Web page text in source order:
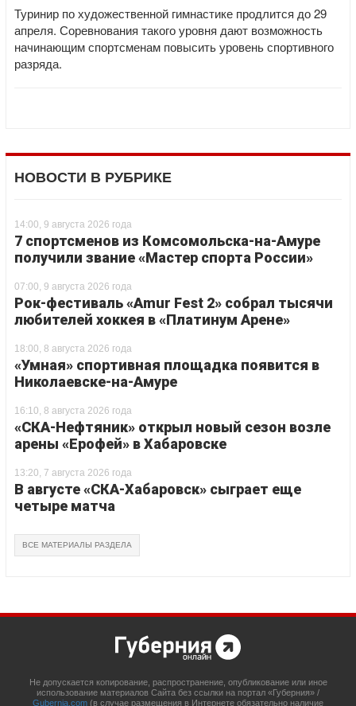
Туринир по художественной гимнастике продлится до 29
апреля. Соревнования такого уровня дают возможность
начинающим спортсменам повысить уровень спортивного
разряда.
НОВОСТИ В РУБРИКЕ
14:00, 9 августа 2026 года
7 спортсменов из Комсомольска-на-Амуре
получили звание «Мастер спорта России»
07:00, 9 августа 2026 года
Рок-фестиваль «Amur Fest 2» собрал тысячи
любителей хоккея в «Платинум Арене»
18:00, 8 августа 2026 года
«Умная» спортивная площадка появится в
Николаевске-на-Амуре
16:10, 8 августа 2026 года
«СКА-Нефтяник» открыл новый сезон возле
арены «Ерофей» в Хабаровске
13:20, 7 августа 2026 года
В августе «СКА-Хабаровск» сыграет еще
четыре матча
ВСЕ МАТЕРИАЛЫ РАЗДЕЛА
Не допускается копирование, распространение, опубликование или иное
использование материалов Сайта без ссылки на портал «Губерния» /
Gubernia.com (в случае размещения в Интернете обязательно наличие